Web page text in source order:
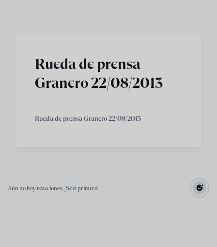
Rueda de prensa
Granero 22/08/2013
Rueda de prensa Granero 22/08/2013
Aún no hay reacciones. ¡Sé el primero!